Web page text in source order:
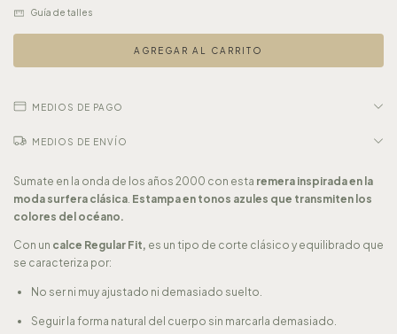
Guía de talles
MEDIOS DE PAGO
MEDIOS DE ENVÍO
Sumate en la onda de los años 2000 con esta remera inspirada en la
moda surfera clásica Estampa en tonos azules que transmiten los
colores del océano.
Con un calce Regular Fit, es un tipo de corte clásico y equilibrado que
se caracteriza por:
No ser ni muy ajustado ni demasiado suelto.
Seguir la forma natural del cuerpo sin marcarla demasiado.